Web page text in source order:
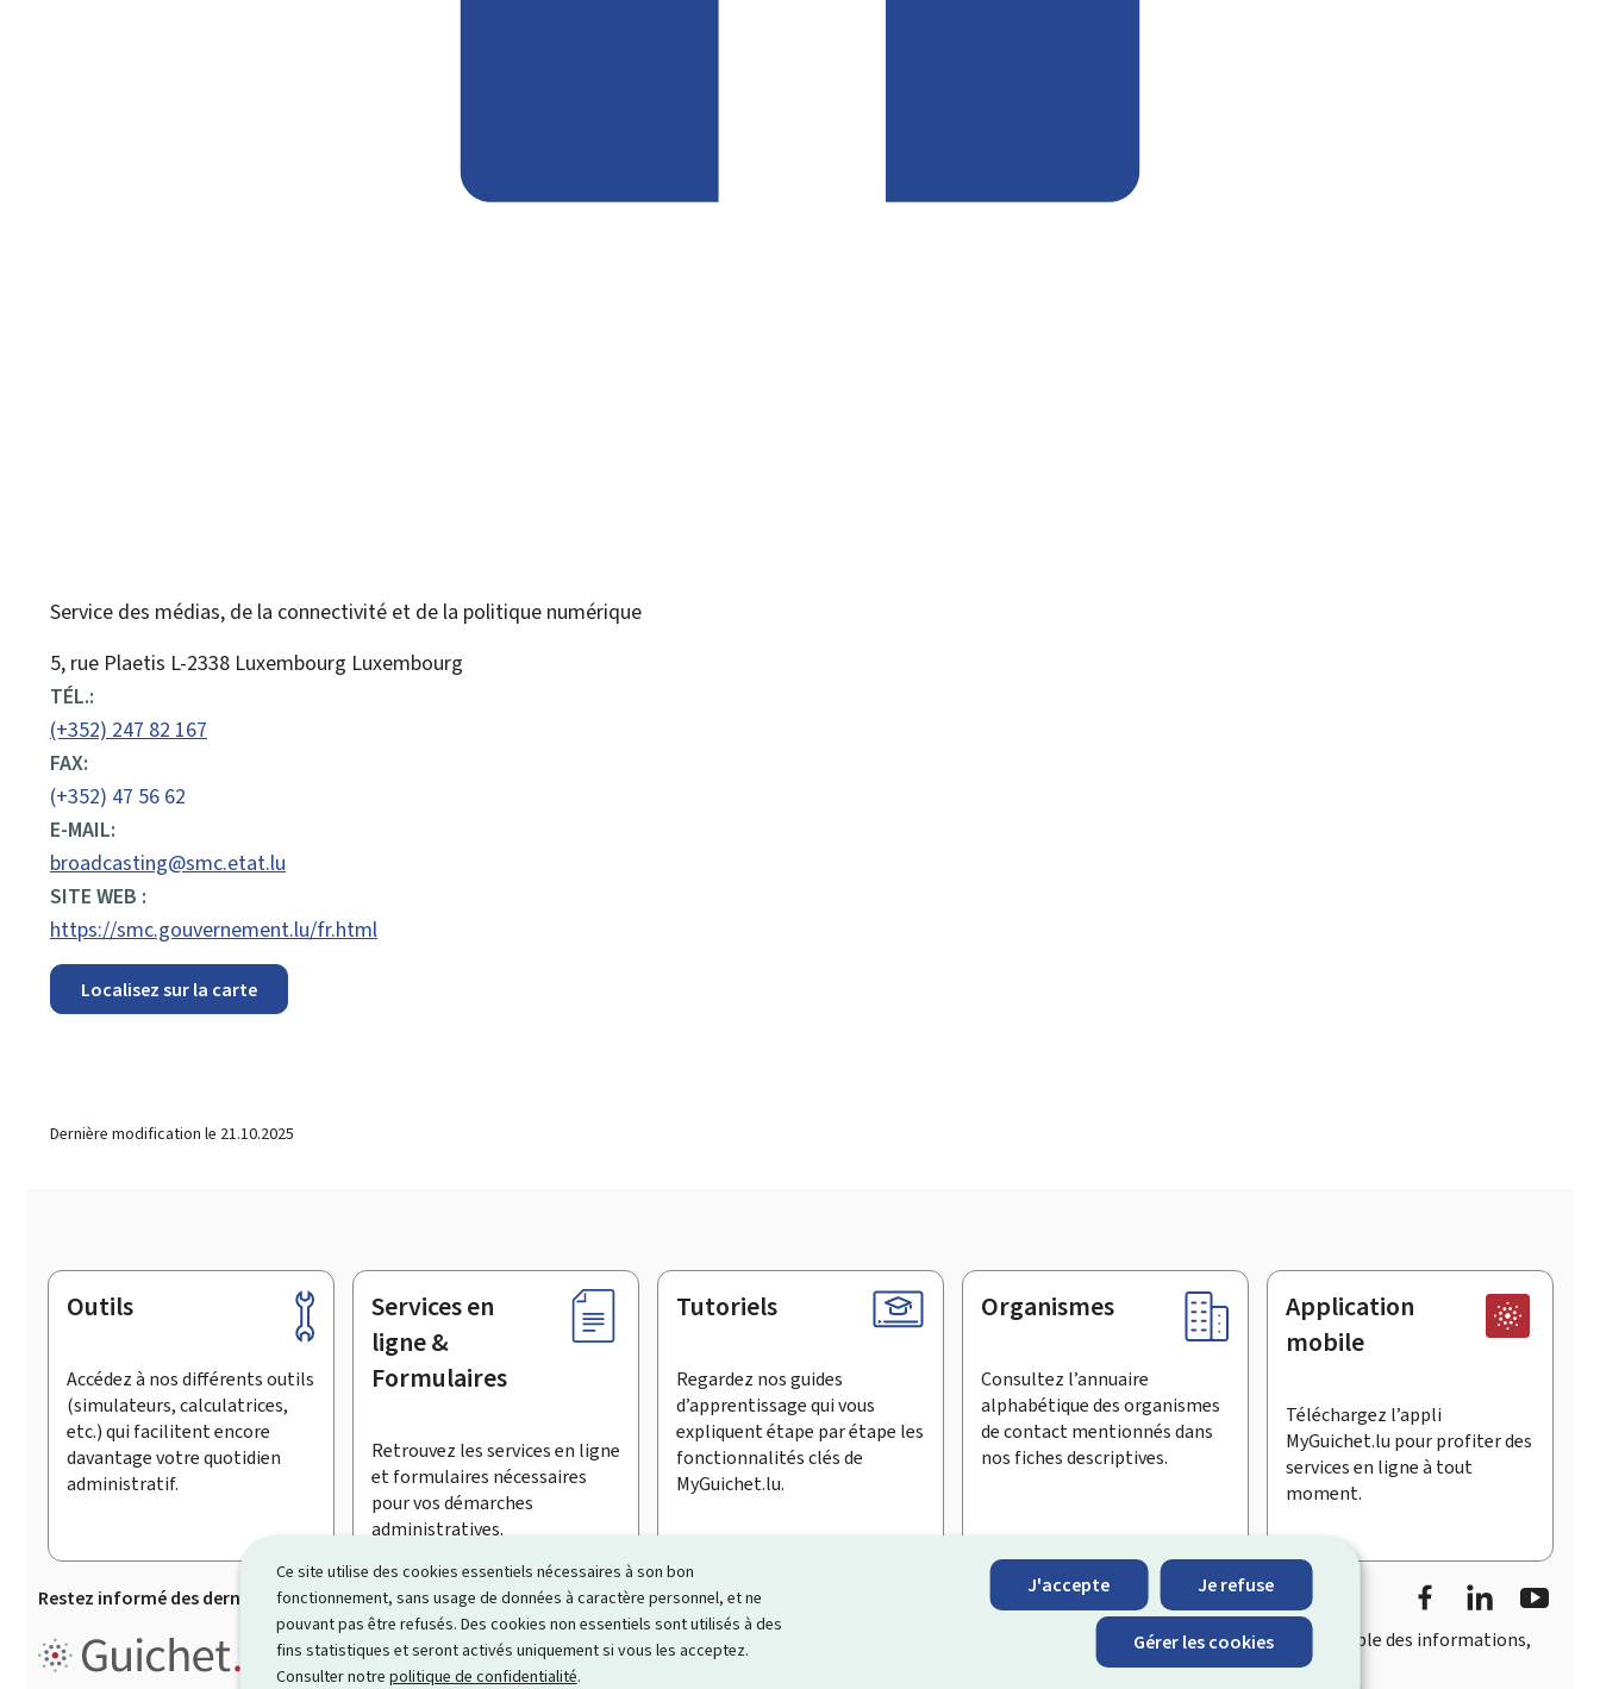
Ce site utilise des cookies essentiels nécessaires à son bon
fonctionnement, sans usage de données à caractère personnel, et ne
pouvant pas être refusés. Des cookies non essentiels sont utilisés à des
fins statistiques et seront activés uniquement si vous les acceptez.
Consulter notre politique de confidentialité.
J'accepte Je refuse
Gérer les cookies
Service des médias, de la connectivité et de la politique numérique
ADRESSE
:
5, rue Plaetis L-2338 Luxembourg Luxembourg
TÉL.:
(+352) 247 82 167
FAX:
(+352) 47 56 62
E-MAIL:
broadcasting@smc.etat.lu
SITE WEB :
https://smc.gouvernement.lu/fr.html
Localisez sur la carte
Dernière modification le 21.10.2025
Pied
page
Outils
Accédez à nos différents outils
(simulateurs, calculatrices,
etc.) qui facilitent encore
davantage votre quotidien
administratif.
Services en
ligne &
Formulaires
Retrouvez les services en ligne
et formulaires nécessaires
pour vos démarches
administratives.
Tutoriels
Regardez nos guides
d’apprentissage qui vous
expliquent étape par étape les
fonctionnalités clés de
MyGuichet.lu.
Organismes
Consultez l’annuaire
alphabétique des organismes
de contact mentionnés dans
nos fiches descriptives.
Application
mobile
Téléchargez l’appli
MyGuichet.lu pour profiter des
services en ligne à tout
moment.
Restez informé des dernières actualités de Guichet.lu S’inscrire à la newsletter
FacebookLinkedIn
Guichet.lu est le portail informationnel qui simplifie vos échanges avec l’État accès rapide et convivial à l’ensemble des informations,
démarches ainsi que services proposés par les administrations et organismes publics luxembourgeois.